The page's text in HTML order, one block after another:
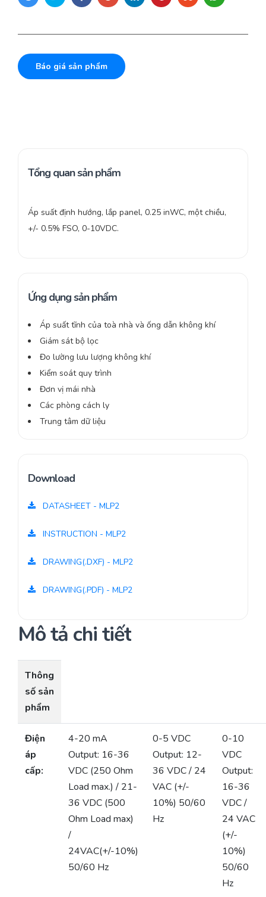
Báo giá sản phẩm
Tổng quan sản phẩm
Áp suất định hướng, lắp panel, 0.25 inWC, một chiều,
+/- 0.5% FSO, 0-10VDC.
Ứng dụng sản phẩm
Áp suất tĩnh của toà nhà và ống dẫn không khí
Giám sát bộ lọc
Đo lường lưu lượng không khí
Kiểm soát quy trình
Đơn vị mái nhà
Các phòng cách ly
Trung tâm dữ liệu
Download
DATASHEET - MLP2
INSTRUCTION - MLP2
DRAWING(.DXF) - MLP2
DRAWING(.PDF) - MLP2
Mô tả chi tiết
Thông
số sản
phẩm
Điện
áp
cấp:
4-20 mA
Output: 16-36
VDC (250 Ohm
Load max.) / 21-
36 VDC (500
Ohm Load max)
/
24VAC(+/-10%)
50/60 Hz
0-5 VDC
Output: 12-
36 VDC / 24
VAC (+/-
10%) 50/60
Hz
0-10
VDC
Output:
16-36
VDC /
24 VAC
(+/-
10%)
50/60
Hz